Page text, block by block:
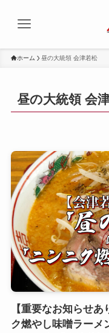
ホーム 昼の大統領 会津若松
昼の大統領 会
【重要なお知らせ
ク燃やし味噌ラーメ